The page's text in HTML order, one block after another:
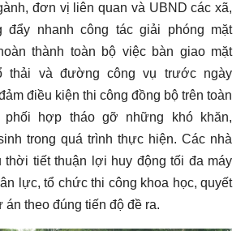
đơn vị liên quan và UBND các xã,
đẩy nhanh công tác giải phóng mặt
thành toàn bộ việc bàn giao mặt
thải và đường công vụ trước ngày
điều kiện thi công đồng bộ trên toàn
phối hợp tháo gỡ những khó khăn,
trong quá trình thực hiện. Các nhà
thời tiết thuận lợi huy động tối đa máy
lực, tổ chức thi công khoa học, quyết
án theo đúng tiến độ đề ra.